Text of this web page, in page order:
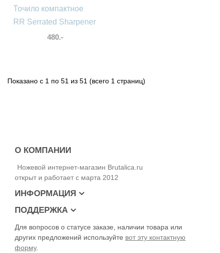
Точило компактное
RR Serrated Sharpener
480.-
Показано с 1 по 51 из 51 (всего 1 страниц)
О КОМПАНИИ
Ножевой интернет-магазин Brutalica.ru
открыт и работает с марта 2012
ИНФОРМАЦИЯ
ПОДДЕРЖКА
Для вопросов о статусе заказе, наличии товара или
других предложений используйте вот эту контактную
форму.